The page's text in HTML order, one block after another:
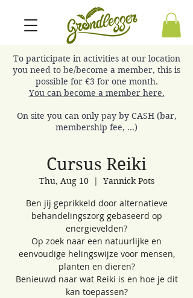
To participate in activities at our location
you need to be/become a member, this is
possible for €3 for one month.
You can become a member here.
On site you can only pay by CASH (bar,
membership fee, ...)
Cursus Reiki
Thu, Aug 10
  |
Yannick Pots
Ben jij geprikkeld door alternatieve
behandelingszorg gebaseerd op
energievelden?
Op zoek naar een natuurlijke en
eenvoudige helingswijze voor mensen,
planten en dieren?
Benieuwd naar wat Reiki is en hoe je dit
kan toepassen?